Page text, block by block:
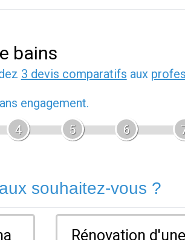
bains
3 devis comparatifs aux
engagement.
4 5 6
souhaitez-vous ?
Rénovation